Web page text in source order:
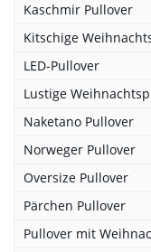
Kaschmir Pullover
Kitschige
LED-Pullover
Lustige
Naketano Pullover
Norweger Pullover
Oversize Pullover
Pärchen Pullover
Pullover mit